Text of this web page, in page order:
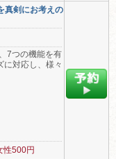
真剣にお考えの
7つの機能を有
に対応し、様々
性500円